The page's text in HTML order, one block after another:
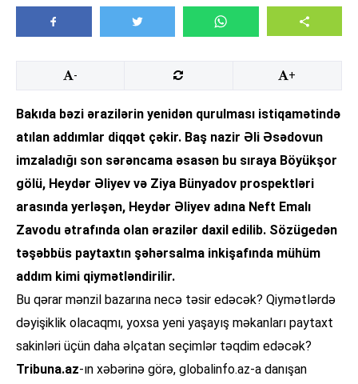
- +
Bakıda bəzi ərazilərin yenidən qurulması istiqamətində
atılan addımlar diqqət çəkir. Baş nazir Əli Əsədovun
imzaladığı son sərəncama əsasən bu sıraya Böyükşor
gölü, Heydər Əliyev və Ziya Bünyadov prospektləri
arasında yerləşən, Heydər Əliyev adına Neft Emalı
Zavodu ətrafında olan ərazilər daxil edilib. Sözügedən
təşəbbüs paytaxtın şəhərsalma inkişafında mühüm
addım kimi qiymətləndirilir.
Bu qərar mənzil bazarına necə təsir edəcək? Qiymətlərdə
dəyişiklik olacaqmı, yoxsa yeni yaşayış məkanları paytaxt
sakinləri üçün daha əlçatan seçimlər təqdim edəcək?
Tribuna.az-ın xəbərinə görə, globalinfo.az-a danışan